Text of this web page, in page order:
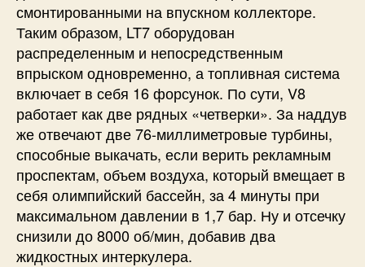
смонтированными на впускном коллекторе.
Таким образом, LT7 оборудован
распределенным и непосредственным
впрыском одновременно, а топливная система
включает в себя 16 форсунок. По сути, V8
работает как две рядных «четверки». За наддув
же отвечают две 76-миллиметровые турбины,
способные выкачать, если верить рекламным
проспектам, объем воздуха, который вмещает в
себя олимпийский бассейн, за 4 минуты при
максимальном давлении в 1,7 бар. Ну и отсечку
снизили до 8000 об/мин, добавив два
жидкостных интеркулера.